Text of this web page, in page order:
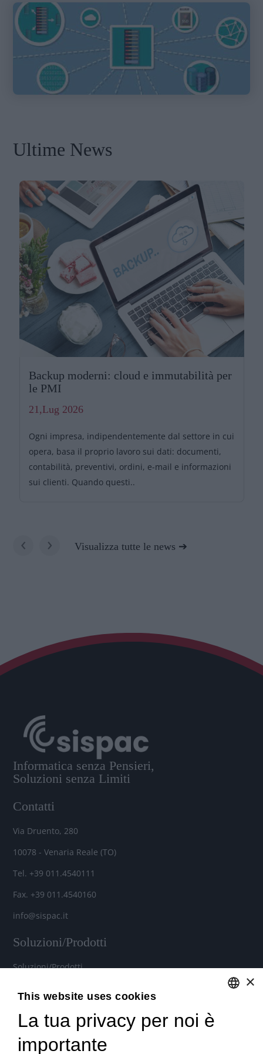
Ultime News
Backup moderni: cloud e immutabilità per
le PMI
21,Lug 2026
Ogni impresa, indipendentemente dal settore in cui
opera, basa il proprio lavoro sui dati: documenti,
contabilità, preventivi, ordini, e-mail e informazioni
sui clienti. Quando questi..
‹ › Visualizza tutte le news
Informatica senza Pensieri,
Soluzioni senza Limiti
Contatti
Via Druento, 280
10078 - Venaria Reale (TO)
Tel. +39 011.4540111
Fax. +39 011.4540160
info@sispac.it
Soluzioni/Prodotti
Soluzioni/Prodotti
Contratti di assistenza personalizzati
×
This website uses cookies
La tua privacy per noi è
importante